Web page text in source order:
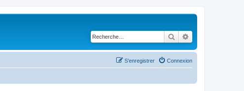
Rechercher
Connexion
S’enregistrer